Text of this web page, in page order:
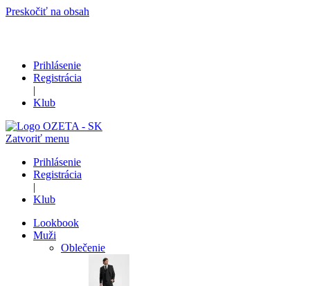
Preskočiť na obsah
Prihlásenie
Registrácia
|
Klub
Zatvoriť menu
Prihlásenie
Registrácia
|
Klub
Lookbook
Muži
Oblečenie